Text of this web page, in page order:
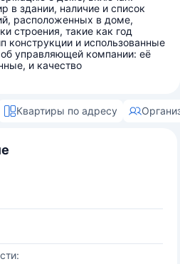
в здании, наличие и список
расположенных в доме,
строения, такие как год
конструкции и использованные
управляющей компании: её
и качество
Квартиры по адресу